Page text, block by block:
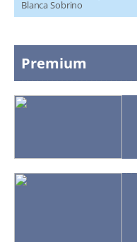
Blanca Sobrino
Premium